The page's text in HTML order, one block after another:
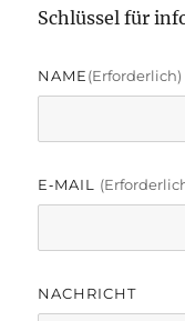
Schlüs­sel für
NAME(erfor­der­lich)
E‑MAIL
NACH­RICHT